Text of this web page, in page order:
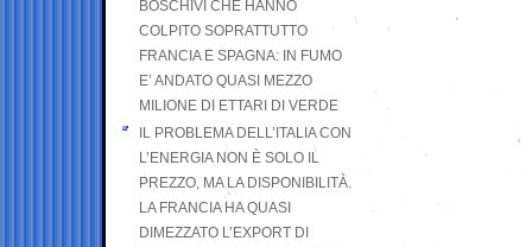
BOSCHIVI CHE HANNO
COLPITO SOPRATTUTTO
FRANCIA E SPAGNA: IN FUMO
E’ ANDATO QUASI MEZZO
MILIONE DI ETTARI DI VERDE
IL PROBLEMA DELL’ITALIA CON
L’ENERGIA NON È SOLO IL
PREZZO, MA LA DISPONIBILITÀ.
LA FRANCIA HA QUASI
DIMEZZATO L’EXPORT DI